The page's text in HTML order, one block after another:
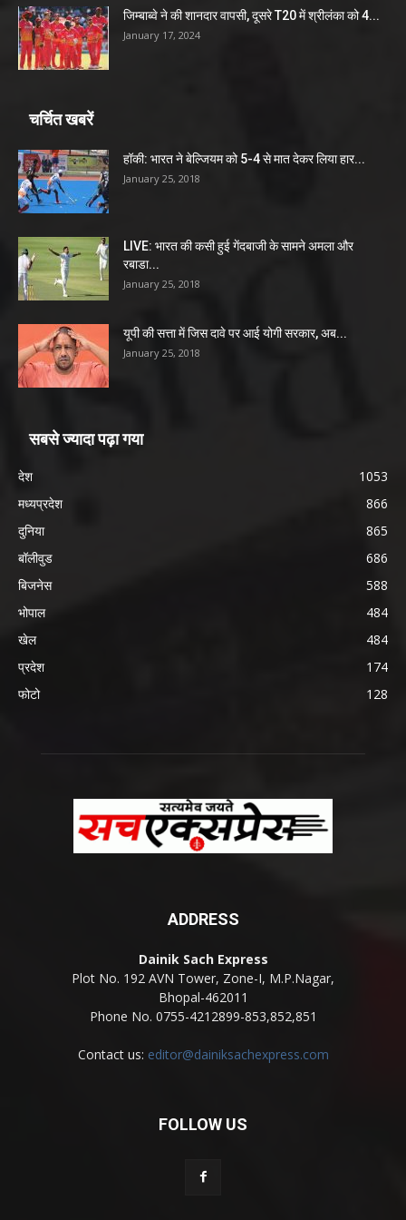
जिम्बाब्वे ने की शानदार वापसी, दूसरे T20 में श्रीलंका को 4...
January 17, 2024
चर्चित खबरें
हॉकी: भारत ने बेल्जियम को 5-4 से मात देकर लिया हार...
January 25, 2018
LIVE: भारत की कसी हुई गेंदबाजी के सामने अमला और
रबाडा...
January 25, 2018
यूपी की सत्ता में जिस दावे पर आई योगी सरकार, अब...
January 25, 2018
सबसे ज्यादा पढ़ा गया
देश
1053
मध्यप्रदेश
866
दुनिया
865
बॉलीवुड
686
बिजनेस
588
भोपाल
484
खेल
484
प्रदेश
174
फोटो
128
ADDRESS
Dainik Sach Express
Plot No. 192 AVN Tower, Zone-I, M.P.Nagar,
Bhopal-462011
Phone No. 0755-4212899-853,852,851
Contact us: editor@dainiksachexpress.com
FOLLOW US